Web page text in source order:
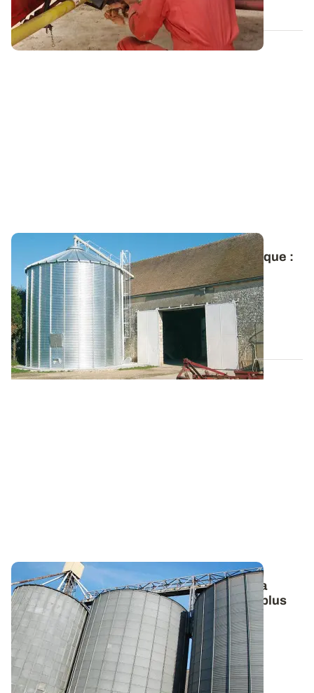
25 JUILL. 2013
Stockage des grains - Ventilation automatique :
un équipement vite rentabilisé !
L’intérêt des automatismes est qu’ils permettent de
refroidir deux fois plus rapidement le...
11 JUILL. 2013
Stockage des grains - Automatisation de la
ventilation : un refroidissement deux fois plus
rapide !
Une ventilation de refroidissement est efficace si et
seulement la température de l’air...
04 JUILL. 2013